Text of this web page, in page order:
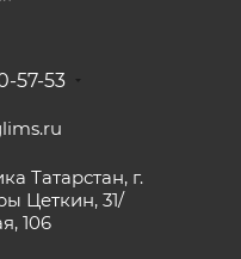
57-53
Татарстан, г.
Цеткин, 31/
106